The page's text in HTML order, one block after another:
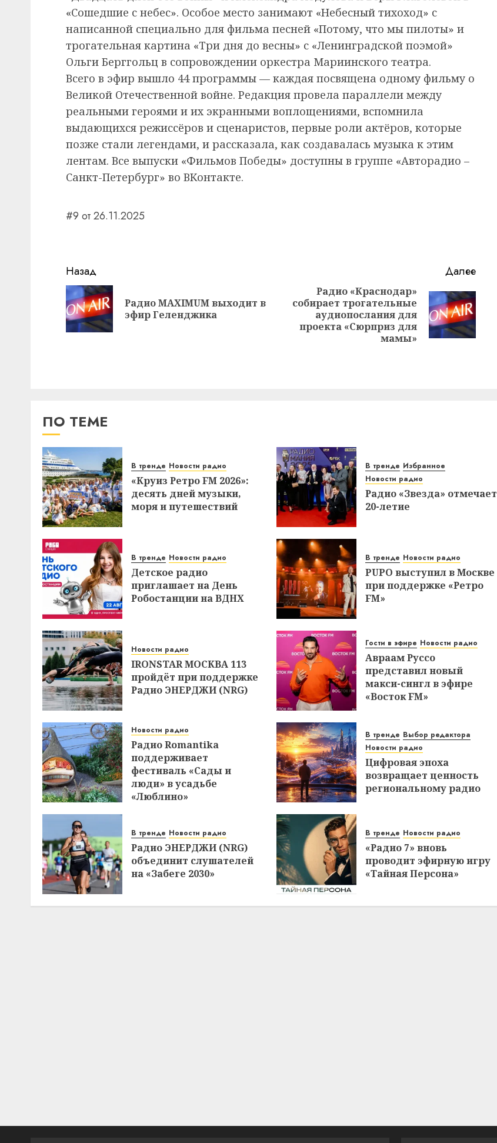
«Сошедшие с небес». Особое место занимают «Небесный тихоход» с
написанной специально для фильма песней «Потому, что мы пилоты» и
трогательная картина «Три дня до весны» с «Ленинградской поэмой»
Ольги Берггольц в сопровождении оркестра Мариинского театра.
Всего в эфир вышло 44 программы — каждая посвящена одному фильму о
Великой Отечественной войне. Редакция провела параллели между
реальными героями и их экранными воплощениями, вспомнила
выдающихся режиссёров и сценаристов, первые роли актёров, которые
позже стали легендами, и рассказала, как создавалась музыка к этим
лентам. Все выпуски «Фильмов Победы» доступны в группе «Авторадио –
Санкт-Петербург» во ВКонтакте.
#9 от 26.11.2025
Навигация
записи
Назад
Предыдущая
запись:
Радио MAXIMUM выходит в
эфир Геленджика
Далее
Следующая
запись:
Радио «Краснодар»
собирает трогательные
аудиопослания для
проекта «Сюрприз для
мамы»
ПО ТЕМЕ
В тренде Новости радио
«Круиз Ретро FM 2026»:
десять дней музыки,
моря и путешествий
В тренде Избранное
Новости радио
Радио «Звезда» отмечает
20-летие
В тренде Новости радио
Детское радио
приглашает на День
Робостанции на ВДНХ
В тренде Новости радио
PUPO выступил в Москве
при поддержке «Ретро
FM»
Новости радио
IRONSTAR МОСКВА 113
пройдёт при поддержке
Радио ЭНЕРДЖИ (NRG)
Гости в эфире Новости радио
Авраам Руссо
представил новый
макси-сингл в эфире
«Восток FM»
Новости радио
Радио Romantika
поддерживает
фестиваль «Сады и
люди» в усадьбе
«Люблино»
В тренде Выбор редактора
Новости радио
Цифровая эпоха
возвращает ценность
региональному радио
В тренде Новости радио
Радио ЭНЕРДЖИ (NRG)
объединит слушателей
на «Забеге 2030»
В тренде Новости радио
«Радио 7» вновь
проводит эфирную игру
«Тайная Персона»